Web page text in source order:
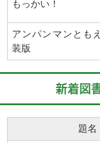
もっかい！
アンパンマンと
装版
新着図
題名